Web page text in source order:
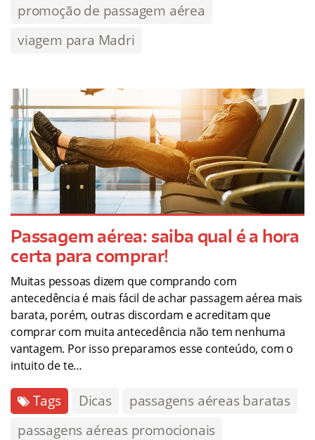
promoção de passagem aérea
viagem para Madri
Passagem aérea: saiba qual é a hora
certa para comprar!
Muitas pessoas dizem que comprando com
antecedência é mais fácil de achar passagem aérea mais
barata, porém, outras discordam e acreditam que
comprar com muita antecedência não tem nenhuma
vantagem. Por isso preparamos esse conteúdo, com o
intuito de te…
Tags Dicas
passagens aéreas baratas
passagens aéreas promocionais